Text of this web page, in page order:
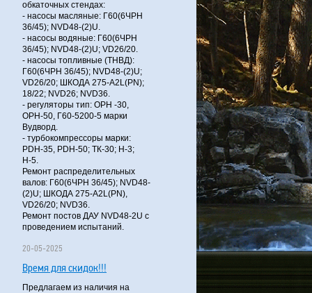
обкаточных стендах:
- насосы масляные: Г60(6ЧРН
36/45); NVD48-(2)U.
- насосы водяные: Г60(6ЧРН
36/45); NVD48-(2)U; VD26/20.
- насосы топливные (ТНВД):
Г60(6ЧРН 36/45); NVD48-(2)U;
VD26/20; ШКОДА 275-A2L(PN);
18/22; NVD26; NVD36.
- регуляторы тип: ОРН -30,
ОРН-50, Г60-5200-5 марки
Вудворд.
- турбокомпрессоры марки:
PDH-35, PDH-50; ТК-30; Н-3;
Н-5.
Ремонт распределительных
валов: Г60(6ЧРН 36/45); NVD48-
(2)U; ШКОДА 275-A2L(PN),
VD26/20; NVD36.
Ремонт постов ДАУ NVD48-2U с
проведением испытаний.
20-05-2025
Время для скидок!!!
Предлагаем из наличия на